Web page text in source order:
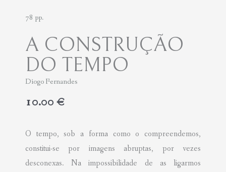
78 pp.
A CONSTRUÇÃO
DO TEMPO
Diogo Fernandes
10.00€
O tempo, sob a forma como o compreendemos,
constitui-se por imagens abruptas, por vezes
desconexas. Na impossibilidade de as ligarmos